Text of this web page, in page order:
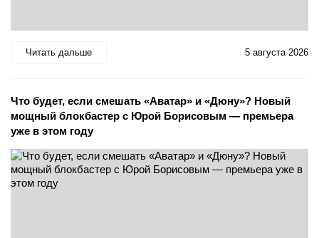
Читать дальше 5 августа 2026
Что будет, если смешать «Аватар» и «Дюну»? Новый
мощный блокбастер с Юрой Борисовым — премьера
уже в этом году